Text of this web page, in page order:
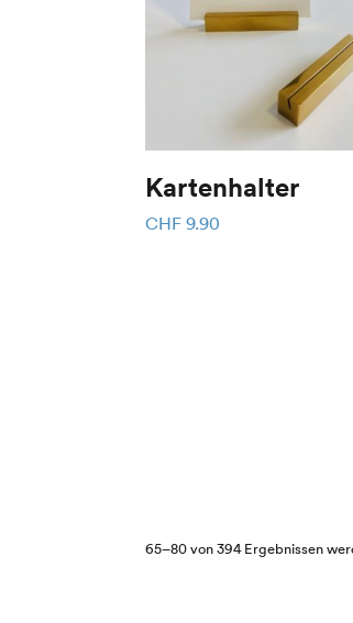
Kartenhalter
CHF 9.90
65–80 von 394 Ergebnissen